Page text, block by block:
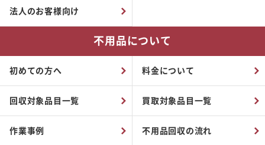
法人のお客様向け
不用品について
初めての方へ 料金について
回収対象品目一覧 買取対象品目一覧
作業事例 不用品回収の流れ